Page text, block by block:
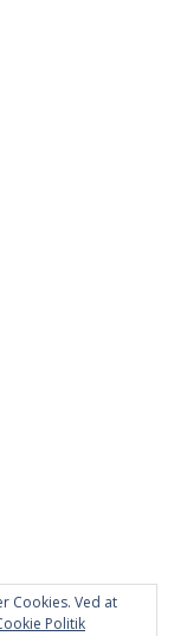
Cookies. Ved at
Politik